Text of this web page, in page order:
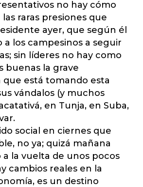
no hay cómo
raras presiones que
ayer, que según él
a los campesinos a seguir
sin líderes no hay como
buenas la grave
que está tomando esta
vándalos (y muchos
en Tunja, en Suba,
social en ciernes que
no ya; quizá mañana
la vuelta de unos pocos
cambios reales en la
es un destino